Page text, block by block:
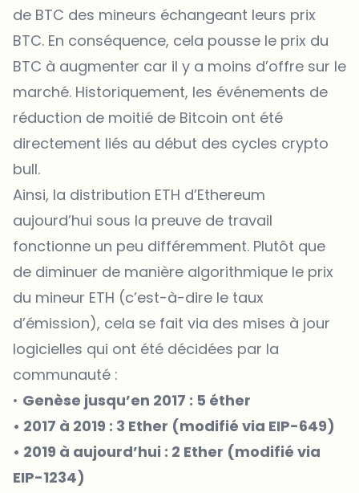
de BTC des mineurs échangeant leurs prix
BTC. En conséquence, cela pousse le prix du
BTC à augmenter car il y a moins d’offre sur le
marché. Historiquement, les événements de
réduction de moitié de Bitcoin ont été
directement liés au début des cycles crypto
bull.
Ainsi, la distribution ETH d’Ethereum
aujourd’hui sous la preuve de travail
fonctionne un peu différemment. Plutôt que
de diminuer de manière algorithmique le prix
du mineur ETH (c’est-à-dire le taux
d’émission), cela se fait via des mises à jour
logicielles qui ont été décidées par la
communauté :
• Genèse jusqu’en 2017 : 5 éther
• 2017 à 2019 : 3 Ether (modifié via EIP-649)
• 2019 à aujourd’hui : 2 Ether (modifié via
EIP-1234)